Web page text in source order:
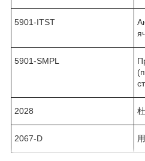
5901-ITST
5901-SMPL
2028
2067-D